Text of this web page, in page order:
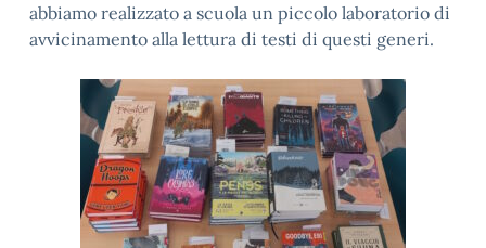
abbiamo realizzato a scuola un piccolo laboratorio di
avvicinamento alla lettura di testi di questi generi.